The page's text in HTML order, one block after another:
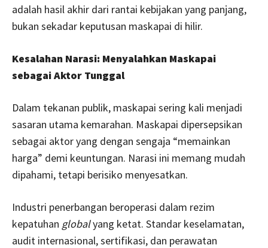
adalah hasil akhir dari rantai kebijakan yang panjang,
bukan sekadar keputusan maskapai di hilir.
Kesalahan Narasi: Menyalahkan Maskapai
sebagai Aktor Tunggal
Dalam tekanan publik, maskapai sering kali menjadi
sasaran utama kemarahan. Maskapai dipersepsikan
sebagai aktor yang dengan sengaja “memainkan
harga” demi keuntungan. Narasi ini memang mudah
dipahami, tetapi berisiko menyesatkan.
Industri penerbangan beroperasi dalam rezim
kepatuhan globalyang ketat. Standar keselamatan,
audit internasional, sertifikasi, dan perawatan